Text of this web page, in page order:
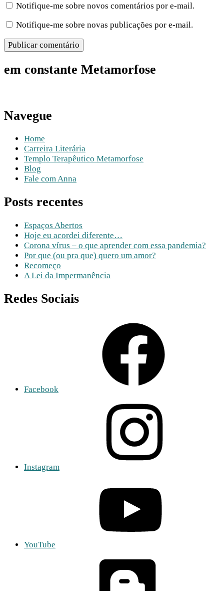
Notifique-me sobre novos comentários por e-mail.
Notifique-me sobre novas publicações por e-mail.
em constante Metamorfose
Navegue
Home
Carreira Literária
Templo Terapêutico Metamorfose
Blog
Fale com Anna
Posts recentes
Espaços Abertos
Hoje eu acordei diferente…
Corona vírus – o que aprender com essa pandemia?
Por que (ou pra que) quero um amor?
Recomeço
A Lei da Impermanência
Redes Sociais
Facebook
Instagram
YouTube